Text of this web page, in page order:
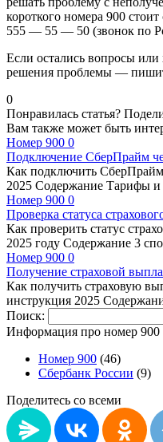
короткого номера 900
555 — 55 — 50 (звонок по
Если остались вопросы
решения проблемы —
0
Понравилась статья?
Вам также может быть
Номер 900 0
Подключение СберПрайм
Как подключить
2025 Содержание Тарифы и
Номер 900 0
Проверка статуса
Как проверить статус
2025 году Содержание 3
Номер 900 0
Получение страховой
Как получить страховую
инструкция 2025
Поиск:
Информация про номер 900
Номер 900 (46)
Сбербанк России (9)
Поделитесь со всеми